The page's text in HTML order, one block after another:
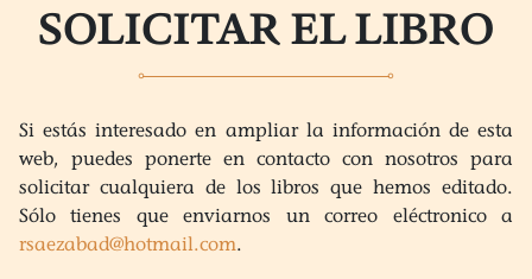
SOLICITAR EL LIBRO
Si estás interesado en ampliar la información de esta
web, puedes ponerte en contacto con nosotros para
solicitar cualquiera de los libros que hemos editado.
Sólo tienes que enviarnos un correo eléctronico a
rsaezabad@hotmail.com.